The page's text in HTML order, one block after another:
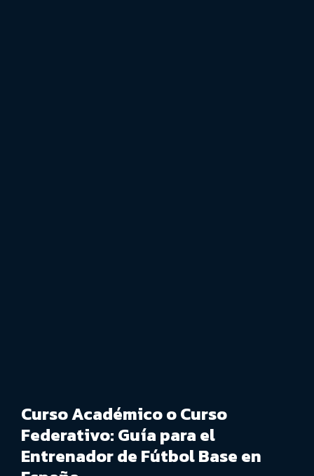
Curso Académico o Curso
Federativo: Guía para el
Entrenador de Fútbol Base en